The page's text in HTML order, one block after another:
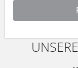
UNSERE